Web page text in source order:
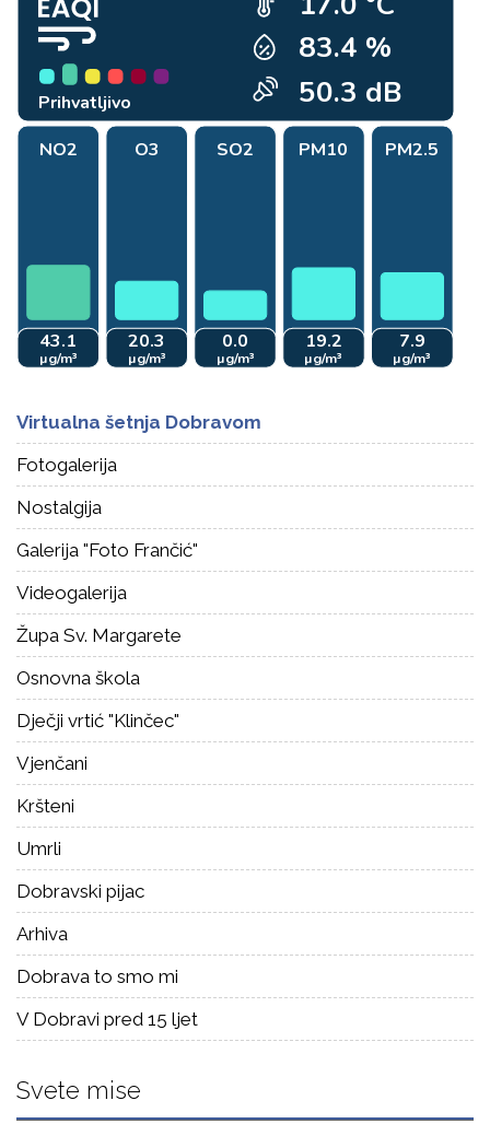
Virtualna šetnja Dobravom
Fotogalerija
Nostalgija
Galerija "Foto Frančić"
Videogalerija
Župa Sv. Margarete
Osnovna škola
Dječji vrtić "Klinčec"
Vjenčani
Kršteni
Umrli
Dobravski pijac
Arhiva
Dobrava to smo mi
V Dobravi pred 15 ljet
Svete mise